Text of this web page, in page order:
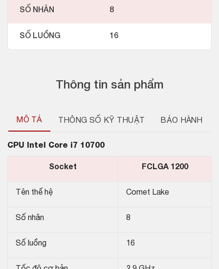
Thông tin sản phẩm
MÔ TẢ THÔNG SỐ KỸ THUẬT BẢO HÀNH
CPU Intel Core i7 10700
Socket FCLGA 1200
Tên thế hệ Comet Lake
Số nhân 8
Số luồng 16
SỐ NHÂN 8
SỐ LUỒNG 16